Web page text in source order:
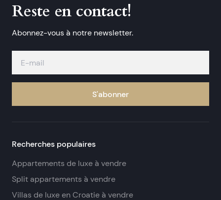
Reste en contact!
Abonnez-vous à notre newsletter.
S'abonner
Recherches populaires
Appartements de luxe à vendre
Split appartements à vendre
Villas de luxe en Croatie à vendre